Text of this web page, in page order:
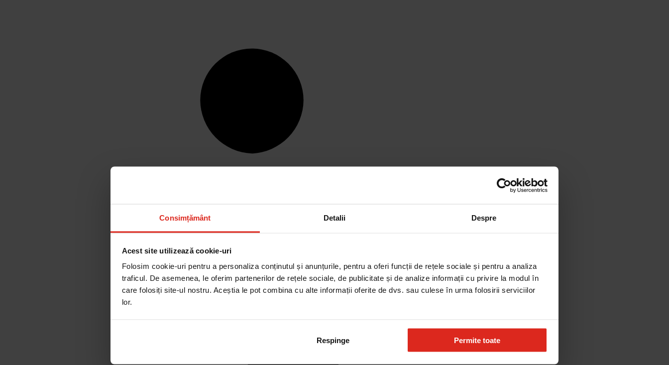
Consimțământ Detalii Despre
Acest site utilizează cookie-uri
Folosim cookie-uri pentru a personaliza conținutul și anunțurile, pentru a oferi funcții de rețele sociale și pentru a analiza
traficul. De asemenea, le oferim partenerilor de rețele sociale, de publicitate și de analize informații cu privire la modul în
care folosiți site-ul nostru. Aceștia le pot combina cu alte informații oferite de dvs. sau culese în urma folosirii serviciilor
lor.
Respinge Permite toate